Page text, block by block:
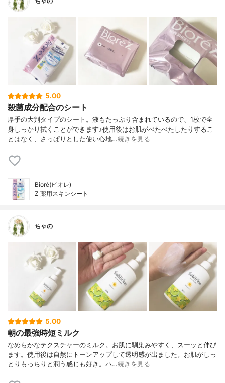
5.00
殺菌成分配合のシート
厚手の大判タイプのシート。液もたっぷり含まれているので、1枚で全
身しっかり拭くことができます♪使用後はお肌がべたべたしたりするこ
とはなく、さっぱりとした使い心地…続きを見る
Bioré(ビオレ)
Z 薬用スキンシート
ちゃの
5.00
朝の最強時短ミルク
なめらかなテクスチャーのミルク。お肌に馴染みやすく、スーッと伸び
ます。使用後は自然にトーンアップして透明感が出ました。お肌がしっ
とりもっちりと潤う感じも好き。ハ…続きを見る